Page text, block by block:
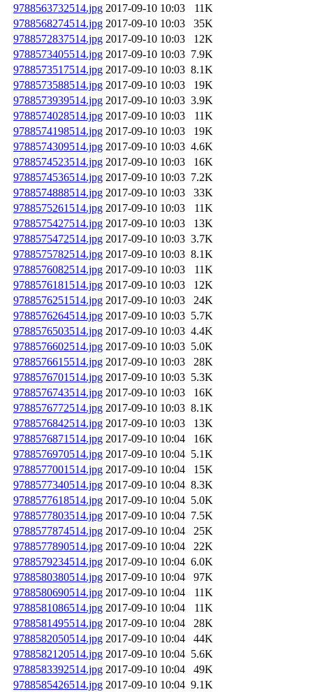
9788563732514.jpg 2017-09-10 10:03
11K
9788568274514.jpg 2017-09-10 10:03
35K
9788572837514.jpg 2017-09-10 10:03
12K
9788573405514.jpg 2017-09-10 10:03 7.9K
9788573517514.jpg 2017-09-10 10:03 8.1K
9788573588514.jpg 2017-09-10 10:03
19K
9788573939514.jpg 2017-09-10 10:03 3.9K
9788574028514.jpg 2017-09-10 10:03
11K
9788574198514.jpg 2017-09-10 10:03
19K
9788574309514.jpg 2017-09-10 10:03 4.6K
9788574523514.jpg 2017-09-10 10:03
16K
9788574536514.jpg 2017-09-10 10:03 7.2K
9788574888514.jpg 2017-09-10 10:03
33K
9788575261514.jpg 2017-09-10 10:03
11K
9788575427514.jpg 2017-09-10 10:03
13K
9788575472514.jpg 2017-09-10 10:03 3.7K
9788575782514.jpg 2017-09-10 10:03 8.1K
9788576082514.jpg 2017-09-10 10:03
11K
9788576181514.jpg 2017-09-10 10:03
12K
9788576251514.jpg 2017-09-10 10:03
24K
9788576264514.jpg 2017-09-10 10:03 5.7K
9788576503514.jpg 2017-09-10 10:03 4.4K
9788576602514.jpg 2017-09-10 10:03 5.0K
9788576615514.jpg 2017-09-10 10:03
28K
9788576701514.jpg 2017-09-10 10:03 5.3K
9788576743514.jpg 2017-09-10 10:03
16K
9788576772514.jpg 2017-09-10 10:03 8.1K
9788576842514.jpg 2017-09-10 10:03
13K
9788576871514.jpg 2017-09-10 10:04
16K
9788576970514.jpg 2017-09-10 10:04 5.1K
9788577001514.jpg 2017-09-10 10:04
15K
9788577340514.jpg 2017-09-10 10:04 8.3K
9788577618514.jpg 2017-09-10 10:04 5.0K
9788577803514.jpg 2017-09-10 10:04 7.5K
9788577874514.jpg 2017-09-10 10:04
25K
9788577890514.jpg 2017-09-10 10:04
22K
9788579234514.jpg 2017-09-10 10:04 6.0K
9788580380514.jpg 2017-09-10 10:04
97K
9788580690514.jpg 2017-09-10 10:04
11K
9788581086514.jpg 2017-09-10 10:04
11K
9788581495514.jpg 2017-09-10 10:04
28K
9788582050514.jpg 2017-09-10 10:04
44K
9788582120514.jpg 2017-09-10 10:04 5.6K
9788583392514.jpg 2017-09-10 10:04
49K
9788585426514.jpg 2017-09-10 10:04 9.1K